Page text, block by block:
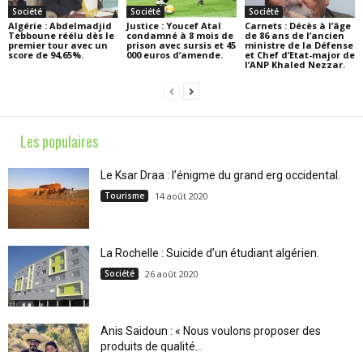
Société
Algérie : Abdelmadjid
Tebboune réélu dès le
premier tour avec un
score de 94,65%.
Société
Justice : Youcef Atal
condamné à 8 mois de
prison avec sursis et 45
000 euros d’amende.
Société
Carnets : Décès à l’âge
de 86 ans de l’ancien
ministre de la Défense
et Chef d’Etat-major de
l’ANP Khaled Nezzar.
Les populaires
Le Ksar Draa : l’énigme du grand erg occidental.
Tourisme 14 août 2020
La Rochelle : Suicide d’un étudiant algérien.
Société 26 août 2020
Anis Saidoun : « Nous voulons proposer des
produits de qualité...